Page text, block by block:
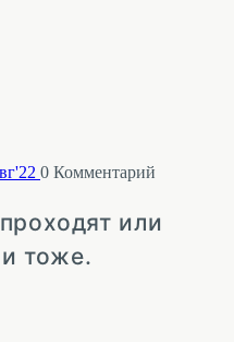
0 Комментарий
или
тоже.